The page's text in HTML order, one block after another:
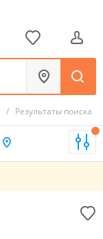
/ Результаты поиска